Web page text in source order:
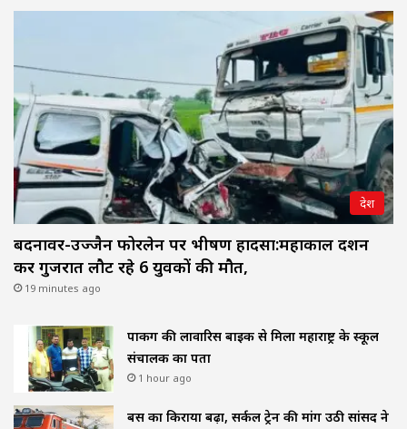
देश
बदनावर-उज्जैन फोरलेन पर भीषण हादसा:महाकाल दर्शन
कर गुजरात लौट रहे 6 युवकों की मौत,
19 minutes ago
पार्किंग की लावारिस बाइक से मिला महाराष्ट्र के स्कूल
संचालक का पता
1 hour ago
बस का किराया बढ़ा, सर्कल ट्रेन की मांग उठी सांसद ने